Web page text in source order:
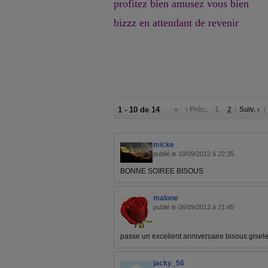
profitez bien amusez vous bien
bizzz en attendant de revenir
1 - 10 de 14 « ‹ Préc. 1 2 Suiv. ›
micke
publié le 10/09/2012 à 22:35
BONNE SOIREE BISOUS
malone
publié le 06/09/2012 à 21:45
passe un excellent anniversaire bisous gisele
jacky_56